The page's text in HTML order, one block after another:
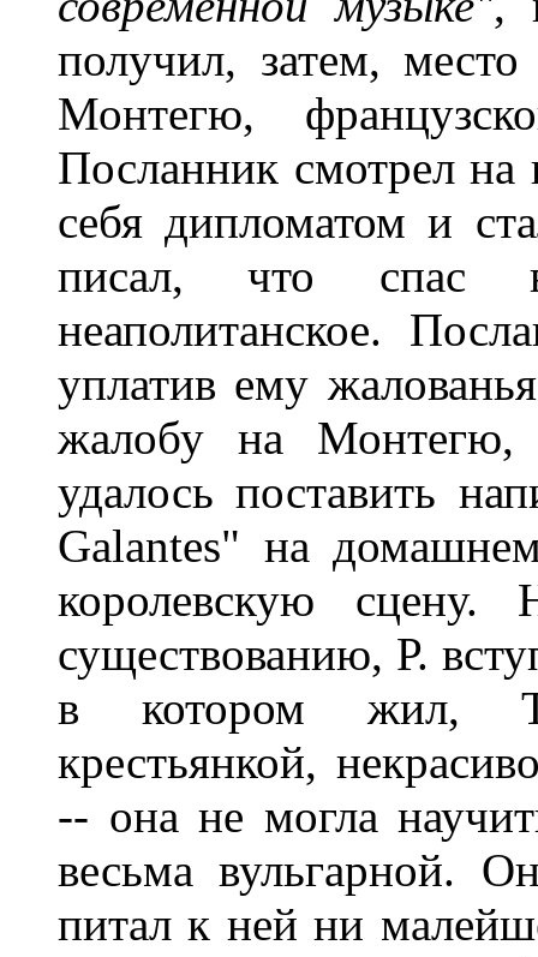
получил, затем,
Монтегю,
Посланник смотрел на
себя дипломатом и
писал, что спас
неаполитанское.
уплатив ему
жалобу на Монтегю,
удалось поставить
Galantes" на
королевскую
существованию, Р.
в котором жил,
крестьянкой,
-- она не могла
весьма вульгарной.
питал к ней ни